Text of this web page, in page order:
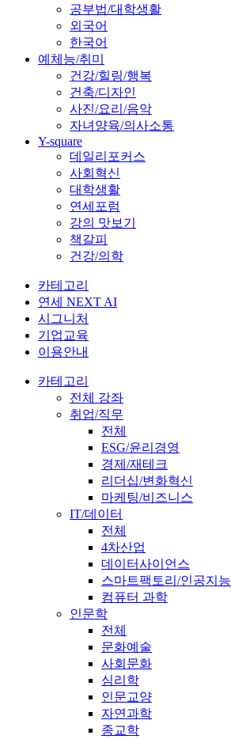
공부법/대학생활
외국어
한국어
예체능/취미
건강/힐링/행복
건축/디자인
사진/요리/음악
자녀양육/의사소통
Y-square
데일리포커스
사회혁신
대학생활
연세포럼
강의 맛보기
책갈피
건강/의학
카테고리
연세 NEXT AI
시그니처
기업교육
이용안내
카테고리
전체 강좌
취업/직무
전체
ESG/윤리경영
경제/재테크
리더십/변화혁신
마케팅/비즈니스
IT/데이터
전체
4차산업
데이터사이언스
스마트팩토리/인공지능
컴퓨터 과학
인문학
전체
문화예술
사회문화
심리학
인문교양
자연과학
종교학